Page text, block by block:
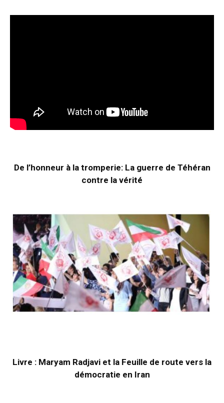
De l’honneur à la tromperie: La guerre de Téhéran
contre la vérité
Livre : Maryam Radjavi et la Feuille de route vers la
démocratie en Iran